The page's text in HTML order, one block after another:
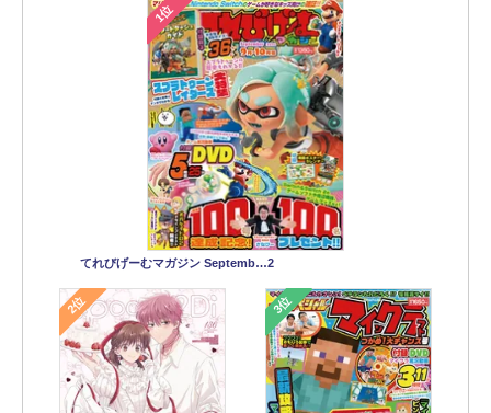
1位
てれびげーむマガジン Septemb…2
2位 3位